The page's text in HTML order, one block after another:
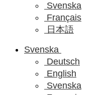
Svenska
Français
日本語
Svenska
Deutsch
English
Svenska